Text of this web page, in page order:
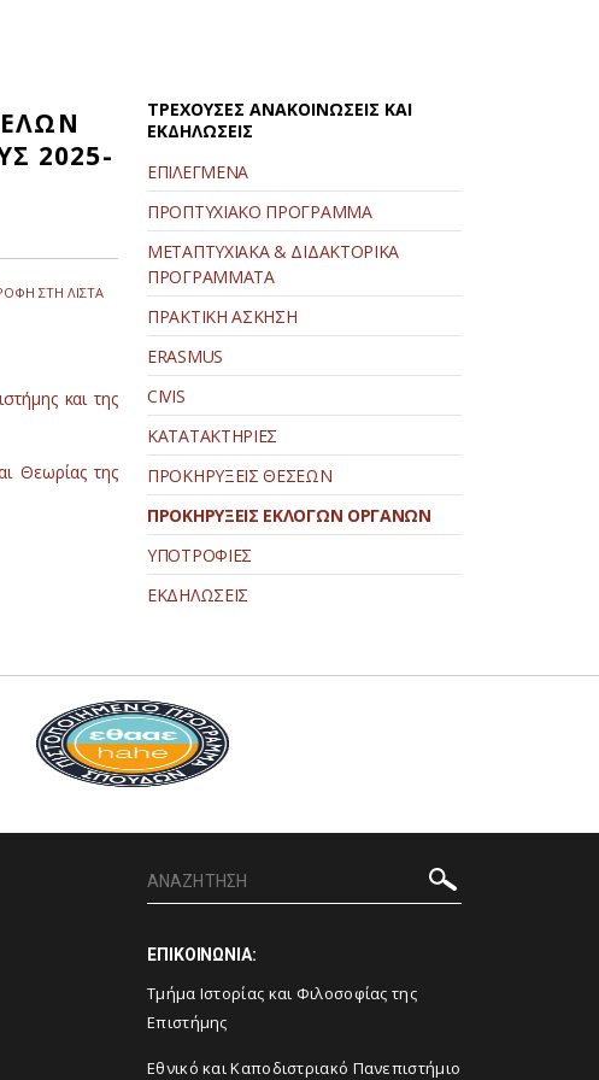
2025-
ΣΤΗ ΛΙΣΤΑ
και της
Θεωρίας της
ΤΡΕΧΟΥΣΕΣ ΑΝΑΚΟΙΝΩΣΕΙΣ ΚΑΙ
ΕΚΔΗΛΩΣΕΙΣ
ΕΠΙΛΕΓΜΕΝΑ
ΠΡΟΠΤΥΧΙΑΚΟ ΠΡΟΓΡΑΜΜΑ
ΜΕΤΑΠΤΥΧΙΑΚΑ & ΔΙΔΑΚΤΟΡΙΚΑ
ΠΡΟΓΡΑΜΜΑΤΑ
ΠΡΑΚΤΙΚΗ ΑΣΚΗΣΗ
ERASMUS
CIVIS
ΚΑΤΑΤΑΚΤΗΡΙΕΣ
ΠΡΟΚΗΡΥΞΕΙΣ ΘΕΣΕΩΝ
ΠΡΟΚΗΡΥΞΕΙΣ ΕΚΛΟΓΩΝ ΟΡΓΑΝΩΝ
ΥΠΟΤΡΟΦΙΕΣ
ΕΚΔΗΛΩΣΕΙΣ
ΕΠΙΚΟΙΝΩΝΙΑ:
Τμήμα Ιστορίας και Φιλοσοφίας της
Επιστήμης
Εθνικό και Καποδιστριακό Πανεπιστήμιο